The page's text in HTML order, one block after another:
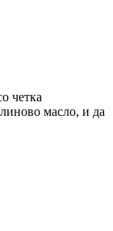
четка
масло, и да